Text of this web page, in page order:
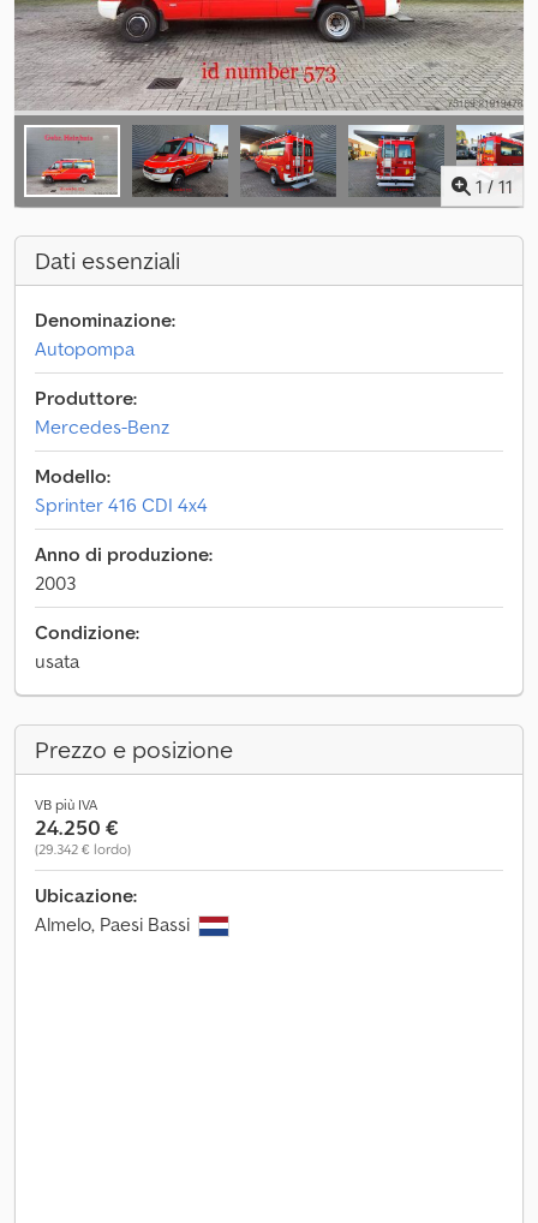
1 / 11
Dati essenziali
Denominazione:
Autopompa
Produttore:
Mercedes-Benz
Modello:
Sprinter 416 CDI 4x4
Anno di produzione:
2003
Condizione:
usata
Prezzo e posizione
VB più IVA
24.250 €
(29.342 € lordo)
Ubicazione:
Almelo, Paesi Bassi